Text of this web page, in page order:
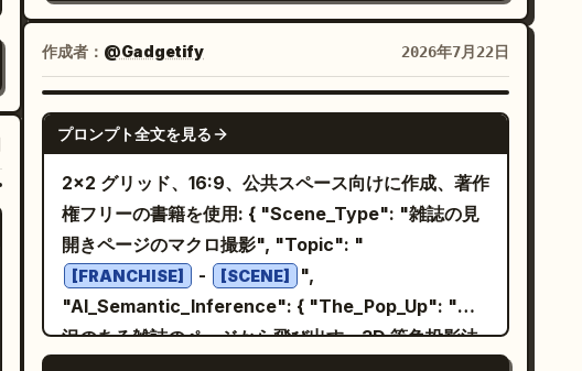
作成者： @Gadgetify 2026年7月22日
NANO BANANA PRO
プロンプト全文を見る
2x2 グリッド、16:9、公共スペース向けに作成、著作
権フリーの書籍を使用: { "Scene_Type": "雑誌の見
開きページのマクロ撮影", "Topic": "
[FRANCHISE] - [SCENE]
",
"AI_Semantic_Inference": { "The_Pop_Up": "光
沢のある雑誌のページから飛び出す、3D 等角投影法